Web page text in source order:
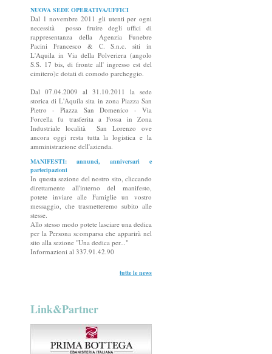
NUOVA SEDE OPERATIVA/UFFICI
Dal 1 novembre 2011 gli utenti per ogni
necessità posso fruire degli uffici di
rappresentanza della Agenzia Funebre
Pacini Francesco & C. S.n.c. siti in
L'Aquila in Via della Polveriera (angolo
S.S. 17 bis, di fronte all' ingresso est del
cimitero)e dotati di comodo parcheggio.
Dal 07.04.2009 al 31.10.2011 la sede
storica di L'Aquila sita in zona Piazza San
Pietro - Piazza San Domenico - Via
Forcella fu trasferita a Fossa in Zona
Industriale località San Lorenzo ove
ancora oggi resta tutta la logistica e la
amministrazione dell'azienda.
MANIFESTI: annunci, anniversari e
partecipazioni
In questa sezione del nostro sito, cliccando
direttamente all'interno del manifesto,
potete inviare alle Famiglie un vostro
messaggio, che trasmetteremo subito alle
stesse.
Allo stesso modo potete lasciare una dedica
per la Persona scomparsa che apparirà nel
sito alla sezione "Una dedica per..."
Informazioni al 337.91.42.90
tutte le news
Link&Partner